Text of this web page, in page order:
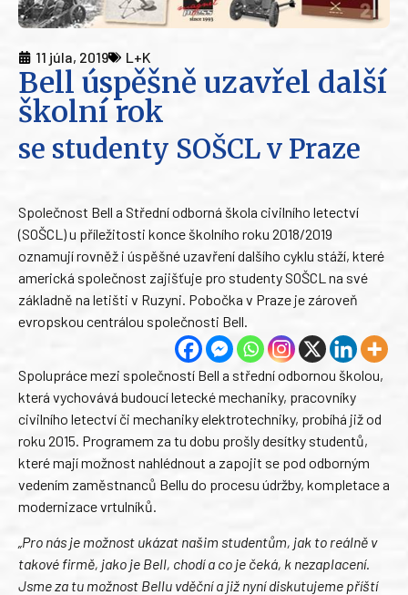
11 júla, 2019 L+K
Bell úspěšně uzavřel další
školní rok
se studenty SOŠCL v Praze
Společnost Bell a Střední odborná škola civilního letectví
(SOŠCL) u příležitosti konce školního roku 2018/2019
oznamují rovněž i úspěšné uzavření dalšího cyklu stáží, které
americká společnost zajišťuje pro studenty SOŠCL na své
základně na letišti v Ruzyni. Pobočka v Praze je zároveň
evropskou centrálou společnosti Bell.
Spolupráce mezi společností Bell a střední odbornou školou,
která vychovává budoucí letecké mechaniky, pracovníky
civilního letectví či mechaniky elektrotechniky, probíhá již od
roku 2015. Programem za tu dobu prošly desítky studentů,
které mají možnost nahlédnout a zapojit se pod odborným
vedením zaměstnanců Bellu do procesu údržby, kompletace a
modernizace vrtulníků.
„Pro nás je možnost ukázat našim studentům, jak to reálně v
takové firmě, jako je Bell, chodí a co je čeká, k nezaplacení.
Jsme za tu možnost Bellu vděční a již nyní diskutujeme příští